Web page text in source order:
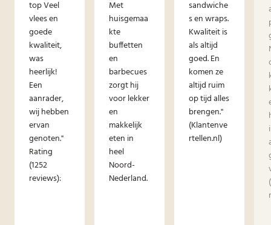
top Veel
vlees en
goede
kwaliteit,
was
heerlijk!
Een
aanrader,
wij hebben
ervan
genoten."
Rating
(1252
reviews):
Met
huisgemaa
kte
buffetten
en
barbecues
zorgt hij
voor lekker
en
makkelijk
eten in
heel
Noord-
Nederland.
sandwiche
s en wraps.
Kwaliteit is
als altijd
goed. En
komen ze
altijd ruim
op tijd alles
brengen."
(Klantenve
rtellen.nl)